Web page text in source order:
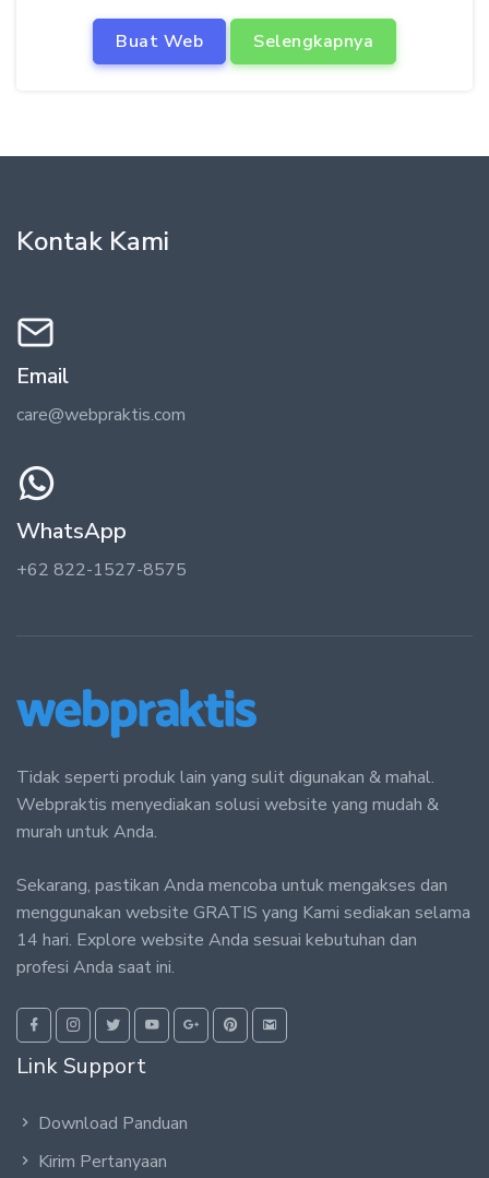
Buat Web Selengkapnya
Kontak Kami
Email
care@webpraktis.com
WhatsApp
+62 822-1527-8575
Tidak seperti produk lain yang sulit digunakan & mahal.
Webpraktis menyediakan solusi website yang mudah &
murah untuk Anda.
Sekarang, pastikan Anda mencoba untuk mengakses dan
menggunakan website GRATIS yang Kami sediakan selama
14 hari. Explore website Anda sesuai kebutuhan dan
profesi Anda saat ini.
Link Support
Download Panduan
Kirim Pertanyaan